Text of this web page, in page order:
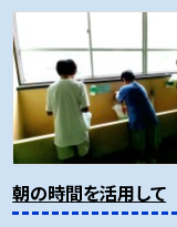
朝の時間を活用して